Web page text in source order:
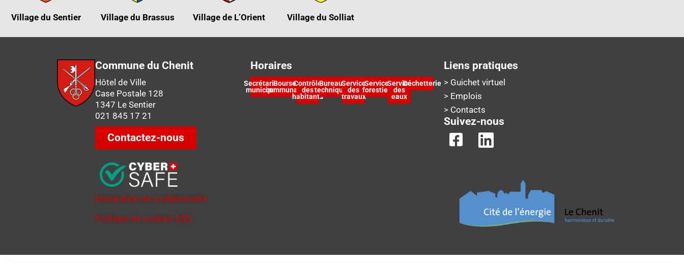
Village du Sentier Village du Brassus Village de L’Orient Village du Solliat
Commune du Chenit
Hôtel de Ville
Case Postale 128
1347 Le Sentier
021 845 17 21
Contactez-nous
Déclaration de confidentialité
Politique de cookies (UE)
Horaires
Secrétariat
municipal
Bourse
communale
Contrôle
des
habitants
Bureau
technique
Service
des
travaux
Service
forestier
Service
des
eaux
Déchetterie
Liens pratiques
> Guichet virtuel
> Emplois
> Contacts
Suivez-nous